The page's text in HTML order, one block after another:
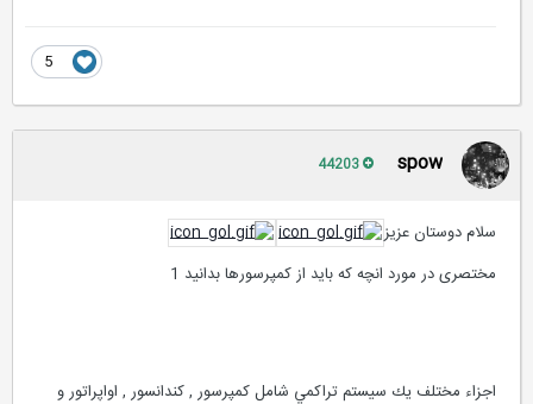
spow
سلام دوستان عزیز
مختصری در مورد انچه که باید از کمپرسورها بدانید 1
اجزاء مختلف يك سيستم تراكمي شامل كمپرسور , كندانسور , اواپراتور و